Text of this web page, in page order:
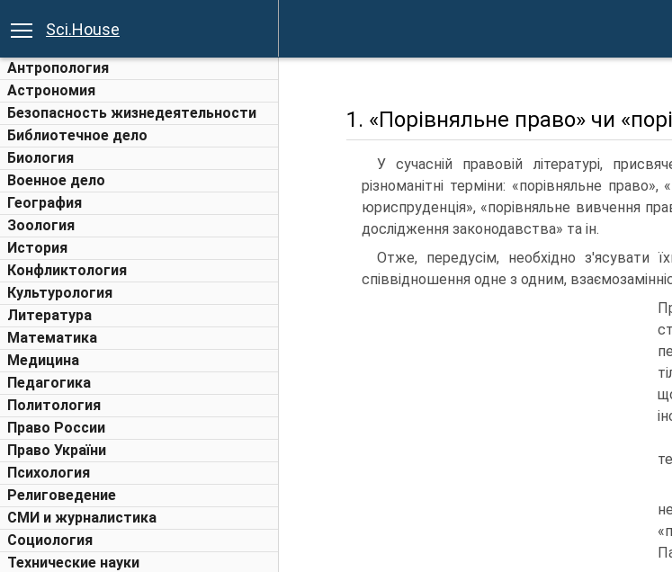
Sci.House
Антропология
Астрономия
Безопасность жизнедеятельности
Библиотечное дело
Биология
Военное дело
География
Зоология
История
Конфликтология
Культурология
Литература
Математика
Медицина
Педагогика
Политология
Право России
Право України
Психология
Религоведение
СМИ и журналистика
Социология
Технические науки
1. «Порівняльне право» чи
У сучасній правовій літературі,
різноманітні терміни: «порівняльне
юриспруденція», «порівняльне вивчення
дослідження законодавства» та ін.
Отже, передусім, необхідно з'ясувати
співвідношення одне з одним,